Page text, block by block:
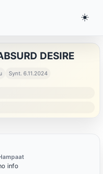
☀️
DESIRE
Synt. 6.11.2024
info